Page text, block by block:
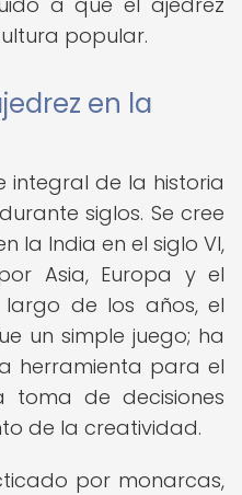
popular.
en la
integral de la historia
siglos. Se cree
la India en el siglo VI,
Asia, Europa y el
de los años, el
un simple juego; ha
herramienta para el
toma de decisiones
de la creatividad.
por monarcas,